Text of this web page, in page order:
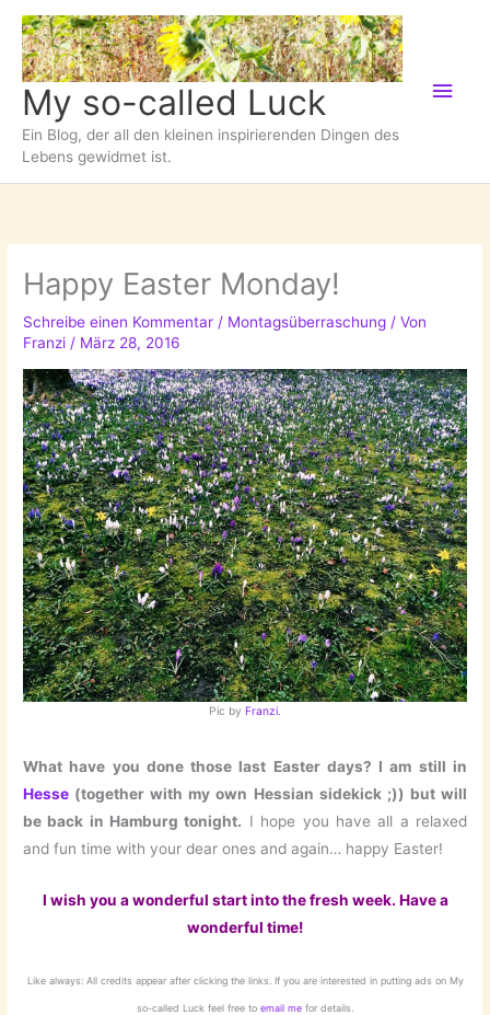
Zum
Inhalt
springen
My so-called Luck
Ein Blog, der all den kleinen inspirierenden Dingen des
Lebens gewidmet ist.
Happy Easter Monday!
Schreibe einen Kommentar / Montagsüberraschung / Von
Franzi/ März 28, 2016
Pic by Franzi
What have you done those last Easter days? I am still in
Hesse (together with my own Hessian sidekick ;)) but will
be back in Hamburg tonight. I hope you have all a relaxed
and fun time with your dear ones and again… happy Easter!
I wish you a wonderful start into the fresh week. Have a
wonderful time!
Like always: All credits appear after clicking the links. If you are interested in putting ads on My
so-called Luck feel free to email me for details.